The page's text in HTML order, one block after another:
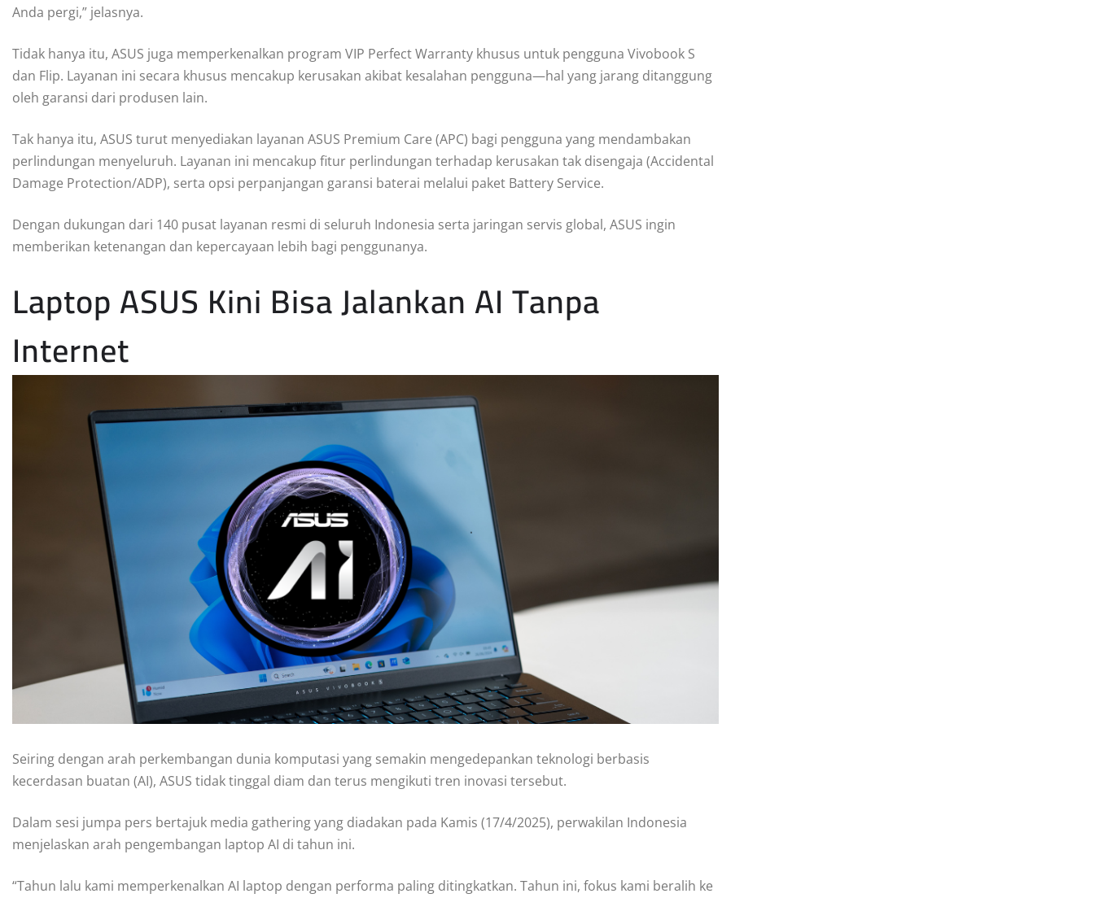
Anda pergi,” jelasnya.
Tidak hanya itu, ASUS juga memperkenalkan program VIP Perfect Warranty khusus untuk pengguna Vivobook S
dan Flip. Layanan ini secara khusus mencakup kerusakan akibat kesalahan pengguna—hal yang jarang ditanggung
oleh garansi dari produsen lain.
Tak hanya itu, ASUS turut menyediakan layanan ASUS Premium Care (APC) bagi pengguna yang mendambakan
perlindungan menyeluruh. Layanan ini mencakup fitur perlindungan terhadap kerusakan tak disengaja (Accidental
Damage Protection/ADP), serta opsi perpanjangan garansi baterai melalui paket Battery Service.
Dengan dukungan dari 140 pusat layanan resmi di seluruh Indonesia serta jaringan servis global, ASUS ingin
memberikan ketenangan dan kepercayaan lebih bagi penggunanya.
Laptop ASUS Kini Bisa Jalankan AI Tanpa
Internet
Seiring dengan arah perkembangan dunia komputasi yang semakin mengedepankan teknologi berbasis
kecerdasan buatan (AI), ASUS tidak tinggal diam dan terus mengikuti tren inovasi tersebut.
Dalam sesi jumpa pers bertajuk media gathering yang diadakan pada Kamis (17/4/2025), perwakilan Indonesia
menjelaskan arah pengembangan laptop AI di tahun ini.
“Tahun lalu kami memperkenalkan AI laptop dengan performa paling ditingkatkan. Tahun ini, fokus kami beralih ke